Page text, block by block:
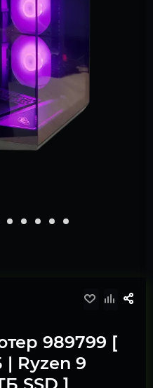
989799 [
| Ryzen 9